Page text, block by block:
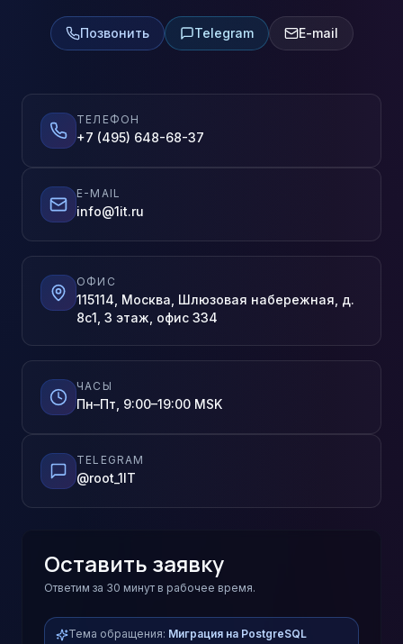
Позвонить Telegram E-mail
ТЕЛЕФОН
+7 (495) 648-68-37
E-MAIL
info@1it.ru
ОФИС
115114, Москва, Шлюзовая набережная, д.
8с1, 3 этаж, офис 334
ЧАСЫ
Пн–Пт, 9:00–19:00 MSK
TELEGRAM
@root_1IT
Оставить заявку
Ответим за 30 минут в рабочее время.
Тема обращения: Миграция на PostgreSQL